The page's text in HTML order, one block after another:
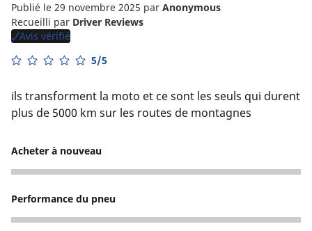
Publié le 29 novembre 2025 par Anonymous
Recueilli par Driver Reviews
Avis vérifié
5/5
ils transforment la moto et ce sont les seuls qui durent
plus de 5000 km sur les routes de montagnes
Acheter à nouveau
5
Performance du pneu
5